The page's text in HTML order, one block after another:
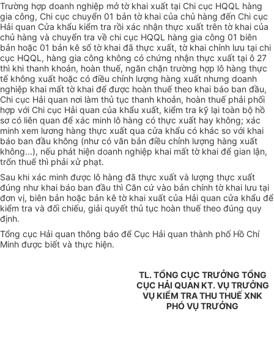
Trường hợp doanh nghiệp mở tờ khai xuất tại Chi cục HQQL hàng
gia công, Chi cục chuyển 01 bản tờ khai của chủ hàng đến Chi cục
Hải quan Cửa khẩu kiểm tra rồi xác nhận thực xuất trên tờ khai của
chủ hàng và chuyển tra về chi cục HQQL hàng gia công 01 biên
bản hoặc 01 bản kê số tờ khai đã thực xuất, tờ khai chính lưu tại chi
cục HQQL, hàng gia công không có chứng nhận thực xuất tại ô 27
thì khi thanh khoản, hoàn thuế, ngăn chặn trường hợp lô hàng thực
tế không xuất hoặc có điều chỉnh lượng hàng xuất nhưng doanh
nghiệp khai mất tờ khai để được hoàn thuế theo khai báo ban đầu,
Chi cục Hải quan nơi làm thủ tục thanh khoản, hoàn thuế phải phối
hợp với Chi cục Hải quan của khẩu xuất, kiểm tra kỹ lại toàn bộ hồ
sơ có liên quan để xác minh lô hàng có thực xuất hay không; xác
minh xem lương hàng thực xuất qua cửa khẩu có khác so với khai
báo ban đầu không (như có văn bản điều chỉnh lượng hàng xuất
không...), nếu phát hiện doanh nghiệp khai mất tờ khai để gian lận,
trốn thuế thì phải xử phạt.
Sau khi xác minh được lô hàng đã thực xuất và lượng thực xuất
đúng như khai báo ban đầu thì Căn cứ vào bản chính tờ khai lưu tại
đơn vị, biên bản hoặc bản kê tờ khai xuất của Hải quan cửa khẩu để
kiểm tra và đối chiếu, giải quyết thủ tục hoàn thuế theo đúng quy
định.
Tổng cục Hải quan thông báo để Cục Hải quan thành phố Hồ Chí
Minh được biết và thực hiện.
TL. TỔNG CỤC TRƯỞNG TỔNG
CỤC HẢI QUAN KT. VỤ TRƯỞNG
VỤ KIỂM TRA THU THUẾ XNK
PHÓ VỤ TRƯỞNG